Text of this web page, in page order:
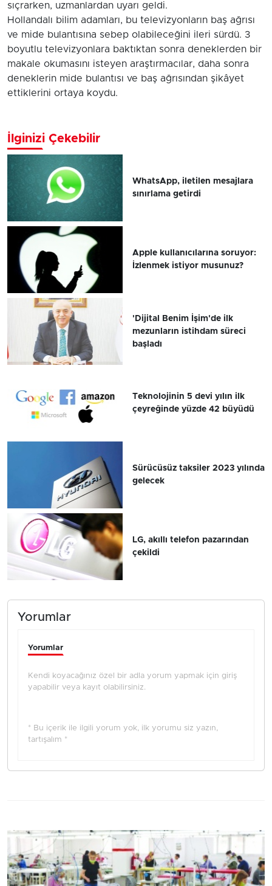
sıçrarken, uzmanlardan uyarı geldi.
Hollandalı bilim adamları, bu televizyonların baş ağrısı
ve mide bulantısına sebep olabileceğini ileri sürdü. 3
boyutlu televizyonlara baktıktan sonra deneklerden bir
makale okumasını isteyen araştırmacılar, daha sonra
deneklerin mide bulantısı ve baş ağrısından şikâyet
ettiklerini ortaya koydu.
İlginizi Çekebilir
WhatsApp, iletilen mesajlara
sınırlama getirdi
Apple kullanıcılarına soruyor:
İzlenmek istiyor musunuz?
'Dijital Benim İşim'de ilk
mezunların istihdam süreci
başladı
Teknolojinin 5 devi yılın ilk
çeyreğinde yüzde 42 büyüdü
Sürücüsüz taksiler 2023 yılında
gelecek
LG, akıllı telefon pazarından
çekildi
Yorumlar
Yorumlar
Kendi koyacağınız özel bir adla yorum yapmak için giriş
yapabilir veya kayıt olabilirsiniz.
* Bu içerik ile ilgili yorum yok, ilk yorumu siz yazın,
tartışalım *